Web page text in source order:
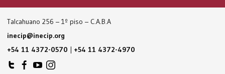
Talcahuano 256 – 1º piso – C.A.B.A
inecip@inecip.org
+54 11 4372-0570 | +54 11 4372-4970